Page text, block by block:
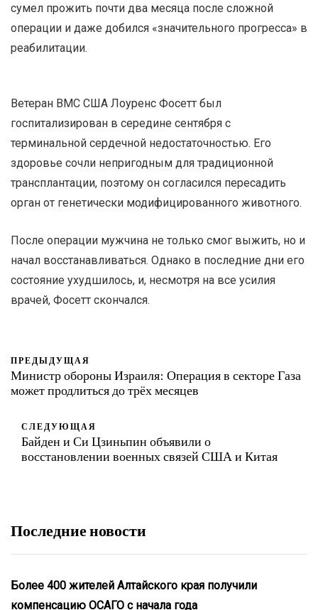
сумел прожить почти два месяца после сложной
операции и даже добился «значительного прогресса» в
реабилитации.
Ветеран ВМС США Лоуренс Фосетт был
госпитализирован в середине сентября с
терминальной сердечной недостаточностью. Его
здоровье сочли непригодным для традиционной
трансплантации, поэтому он согласился пересадить
орган от генетически модифицированного животного.
После операции мужчина не только смог выжить, но и
начал восстанавливаться. Однако в последние дни его
состояние ухудшилось, и, несмотря на все усилия
врачей, Фосетт скончался.
ПРЕДЫДУЩАЯ
Министр обороны Израиля: Операция в секторе Газа
может продлиться до трёх месяцев
СЛЕДУЮЩАЯ
Байден и Си Цзиньпин объявили о
восстановлении военных связей США и Китая
Последние новости
Более 400 жителей Алтайского края получили
компенсацию ОСАГО с начала года